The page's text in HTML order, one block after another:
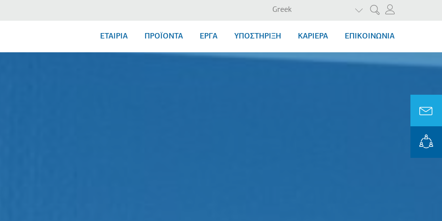
Αναζήτηση
Greek
ΛΙΣΤΑ ΠΡΟΣΘΕΤΩΝ
ΕΤΑΙΡΙΑ ΠΡΟΪΟΝΤΑ ΕΡΓΑ ΥΠΟΣΤΗΡΙΞΗ ΚΑΡΙΕΡΑ ΕΠΙΚΟΙΝΩΝΙΑ